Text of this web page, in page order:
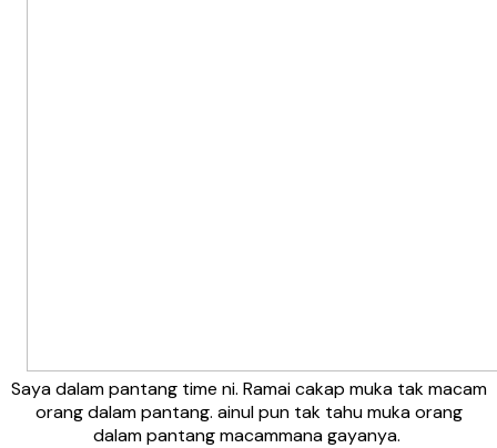
Saya dalam pantang time ni. Ramai cakap muka tak macam
orang dalam pantang. ainul pun tak tahu muka orang
dalam pantang macammana gayanya.